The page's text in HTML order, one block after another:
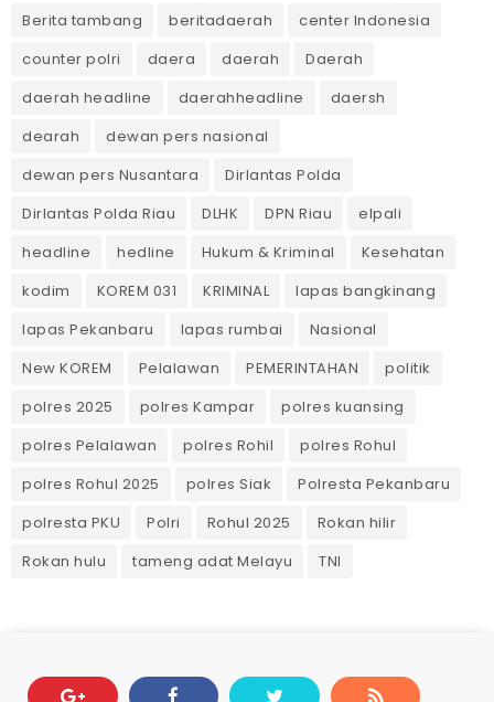
Berita tambang
beritadaerah
center Indonesia
counter polri
daera daerah
Daerah
daerah headline
daerahheadline
daersh
dearah
dewan pers nasional
dewan pers Nusantara
Dirlantas Polda
Dirlantas Polda Riau
DLHK DPN Riau
elpali
headline
hedline Hukum & Kriminal
Kesehatan
kodim
KOREM 031 KRIMINAL
lapas bangkinang
lapas Pekanbaru
lapas rumbai
Nasional
New KOREM
Pelalawan PEMERINTAHAN
politik
polres 2025
polres Kampar
polres kuansing
polres Pelalawan
polres Rohil
polres Rohul
polres Rohul 2025
polres Siak
Polresta Pekanbaru
polresta PKU
Polri Rohul 2025
Rokan hilir
Rokan hulu
tameng adat Melayu TNI